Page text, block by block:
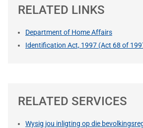
RELATED LINKS
Department of Home Affairs
Identification Act, 1997 (Act 68 of
RELATED SERVICES
Wysig jou inligting op die